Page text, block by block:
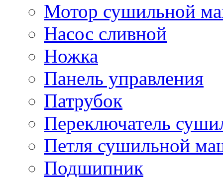
Мотор сушильной
Насос сливной
Ножка
Панель управления
Патрубок
Переключатель
Петля сушильной
Подшипник